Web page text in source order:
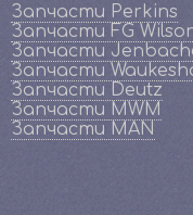
Запчасти Perkins
Запчасти FG
Запчасти
Запчасти
Запчасти Deutz
Запчасти MWM
Запчасти MAN